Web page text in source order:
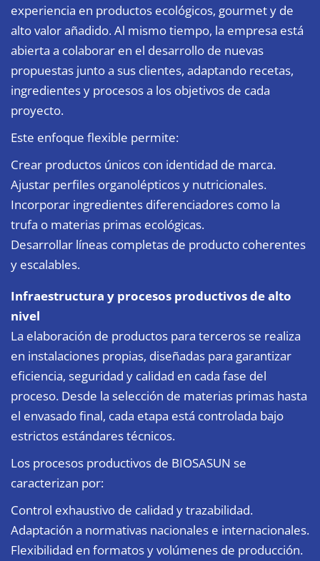
experiencia en productos ecológicos, gourmet y de
alto valor añadido. Al mismo tiempo, la empresa está
abierta a colaborar en el desarrollo de nuevas
propuestas junto a sus clientes, adaptando recetas,
ingredientes y procesos a los objetivos de cada
proyecto.
Este enfoque flexible permite:
Crear productos únicos con identidad de marca.
Ajustar perfiles organolépticos y nutricionales.
Incorporar ingredientes diferenciadores como la
trufa o materias primas ecológicas.
Desarrollar líneas completas de producto coherentes
y escalables.
Infraestructura y procesos productivos de alto
nivel
La elaboración de productos para terceros se realiza
en instalaciones propias, diseñadas para garantizar
eficiencia, seguridad y calidad en cada fase del
proceso. Desde la selección de materias primas hasta
el envasado final, cada etapa está controlada bajo
estrictos estándares técnicos.
Los procesos productivos de BIOSASUN se
caracterizan por:
Control exhaustivo de calidad y trazabilidad.
Adaptación a normativas nacionales e internacionales.
Flexibilidad en formatos y volúmenes de producción.